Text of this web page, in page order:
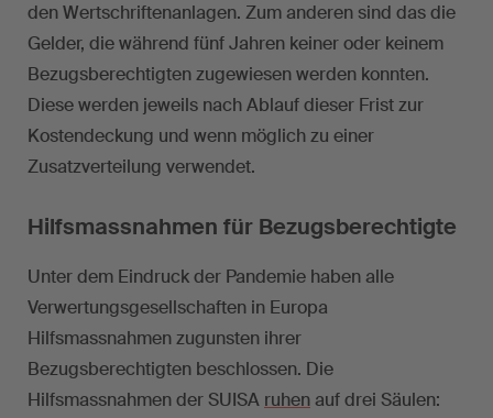
den Wertschriftenanlagen. Zum anderen sind das die
Gelder, die während fünf Jahren keiner oder keinem
Bezugsberechtigten zugewiesen werden konnten.
Diese werden jeweils nach Ablauf dieser Frist zur
Kostendeckung und wenn möglich zu einer
Zusatzverteilung verwendet.
Hilfsmassnahmen für Bezugsberechtigte
Unter dem Eindruck der Pandemie haben alle
Verwertungsgesellschaften in Europa
Hilfsmassnahmen zugunsten ihrer
Bezugsberechtigten beschlossen. Die
Hilfsmassnahmen der SUISA ruhenauf drei Säulen: